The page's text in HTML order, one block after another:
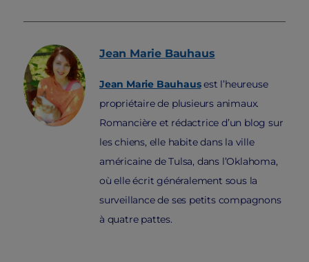
Jean Marie Bauhaus
Jean Marie Bauhausest l’heureuse
propriétaire de plusieurs animaux.
Romancière et rédactrice d’un blog sur
les chiens, elle habite dans la ville
américaine de Tulsa, dans l’Oklahoma,
où elle écrit généralement sous la
surveillance de ses petits compagnons
à quatre pattes.